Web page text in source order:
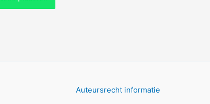
Auteursrecht informatie